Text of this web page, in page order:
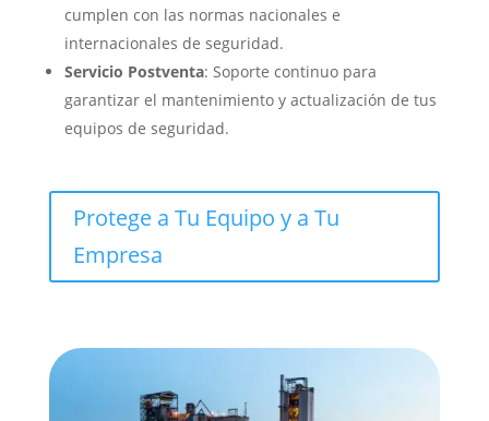
cumplen con las normas nacionales e
internacionales de seguridad.
Servicio Postventa: Soporte continuo para
garantizar el mantenimiento y actualización de tus
equipos de seguridad.
Protege a Tu Equipo y a Tu
Empresa